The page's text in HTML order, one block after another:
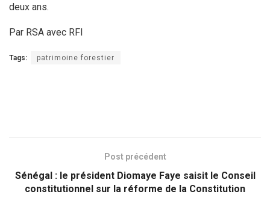
deux ans.
Par RSA avec RFI
Tags: patrimoine forestier
Post précédent
Sénégal : le président Diomaye Faye saisit le Conseil
constitutionnel sur la réforme de la Constitution